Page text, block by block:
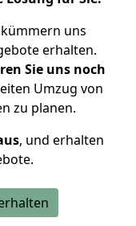
uns
erhalten.
Sie uns noch
Umzug von
zu planen.
, und erhalten